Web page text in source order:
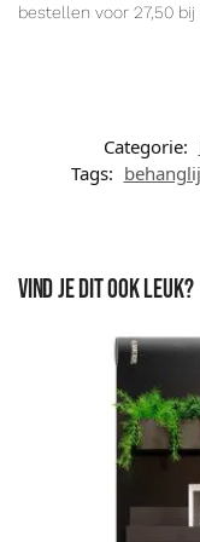
bestellen voor 27,50
Categorie:
Tags:
Vind je dit ook leuk?